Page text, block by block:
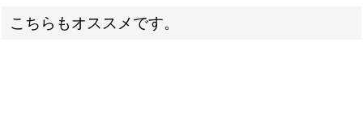
こちらもオススメです。